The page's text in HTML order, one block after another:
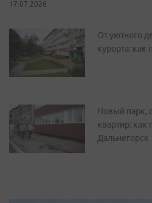
17.07.2026
От уютного
курорта: как
Новый парк,
квартир: как
Дальнегорск